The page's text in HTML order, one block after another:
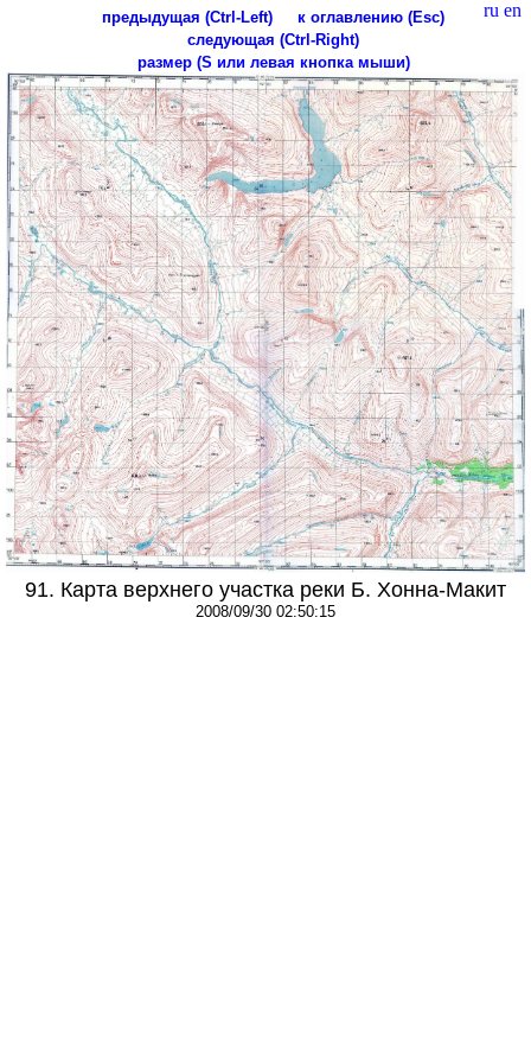
ru en
предыдущая (Ctrl-Left)
к оглавлению (Esc)
следующая (Ctrl-Right)
размер (S или левая кнопка мыши)
91. Карта верхнего участка реки Б. Хонна-Макит
2008/09/30 02:50:15